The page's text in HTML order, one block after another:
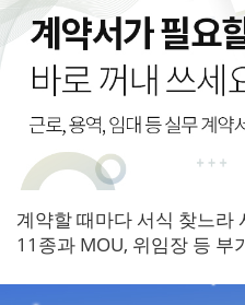
계약할 때마다 서식 찾느라
11종과 MOU, 위임장 등 부